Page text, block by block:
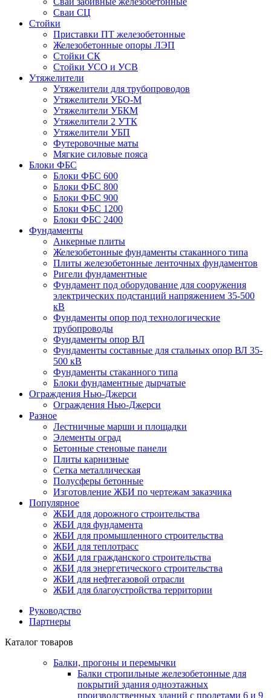
Сваи СЦ
Стойки
Приставки ПТ железобетонные
Железобетонные опоры ЛЭП
Стойки СК
Стойки УСО и УСВ
Утяжелители
Утяжелители для трубопроводов
Утяжелители УБО-М
Утяжелители УБКМ
Утяжелители 2 УТК
Утяжелители УБП
Футеровочные маты
Мягкие силовые пояса
Блоки ФБС
Блоки ФБС 600
Блоки ФБС 800
Блоки ФБС 900
Блоки ФБС 1200
Блоки ФБС 2400
Фундаменты
Анкерные плиты
Железобетонные фундаменты стаканного типа
Плиты железобетонные ленточных фундаментов
Ригели фундаментные
Фундамент под оборудование для сооружения
электрических подстанций напряжением 35-500
кВ
Фундаменты опор под технологические
трубопроводы
Фундаменты опор ВЛ
Фундаменты составные для стальных опор ВЛ 35-
500 кВ
Фундаменты стаканного типа
Блоки фундаментные дырчатые
Ограждения Нью-Джерси
Ограждения Нью-Джерси
Разное
Лестничные марши и площадки
Элементы оград
Бетонные стеновые панели
Плиты карнизные
Сетка металлическая
Полусферы бетонные
Изготовление ЖБИ по чертежам заказчика
Популярное
ЖБИ для дорожного строительства
ЖБИ для фундамента
ЖБИ для промышленного строительства
ЖБИ для теплотрасс
ЖБИ для гражданского строительства
ЖБИ для энергетического строительства
ЖБИ для нефтегазовой отрасли
ЖБИ для благоустройства территории
Руководство
Партнеры
Каталог товаров
Балки, прогоны и перемычки
Балки стропильные железобетонные для
покрытий здания одноэтажных
производственных зданий с пролетами 6 и 9